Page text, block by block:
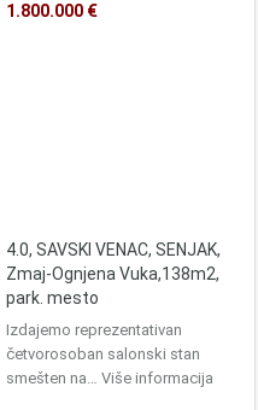
1.800.000 €
4.0, SAVSKI VENAC, SENJAK,
Zmaj-Ognjena Vuka,138m2,
park. mesto
Izdajemo reprezentativan
četvorosoban salonski stan
smešten na… Više informacija